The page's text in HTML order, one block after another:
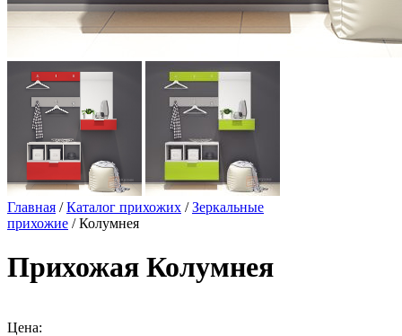
Главная /Каталог прихожих /Зеркальные
прихожие / Колумнея
Прихожая Колумнея
Цена: